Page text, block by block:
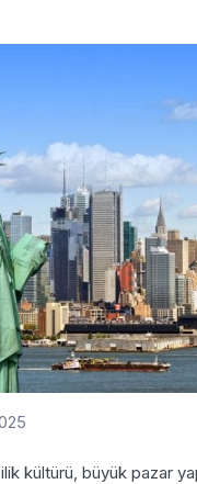
kültürü, büyük pazar